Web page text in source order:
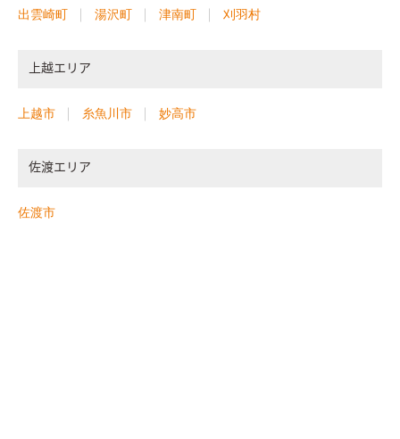
出雲崎町
湯沢町 津南町 刈羽村
上越エリア
上越市 糸魚川市 妙高市
佐渡エリア
佐渡市